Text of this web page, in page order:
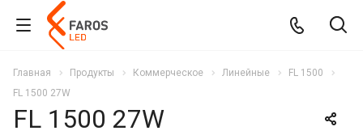
Главная Продукты Коммерческое Линейные
FL 1500
FL 1500 27W
FL 1500 27W